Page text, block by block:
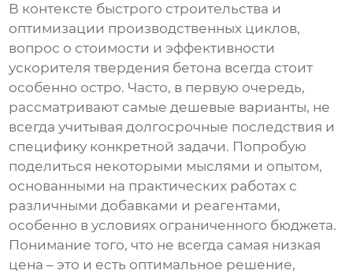
В контексте быстрого строительства и
оптимизации производственных циклов,
вопрос о стоимости и эффективности
ускорителя твердения бетона всегда стоит
особенно остро. Часто, в первую очередь,
рассматривают самые дешевые варианты, не
всегда учитывая долгосрочные последствия и
специфику конкретной задачи. Попробую
поделиться некоторыми мыслями и опытом,
основанными на практических работах с
различными добавками и реагентами,
особенно в условиях ограниченного бюджета.
Понимание того, что не всегда самая низкая
цена – это и есть оптимальное решение,